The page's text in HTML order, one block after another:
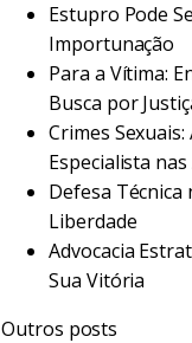
Estupro Pode
Importunação
Para a Vítima:
Busca por
Crimes
Especialista
Defesa Técnica
Liberdade
Advocacia
Sua Vitória
Outros posts